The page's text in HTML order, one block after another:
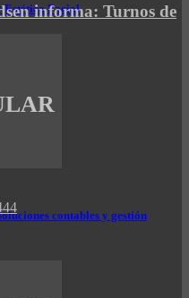
Estética Facial
contables y gestión
informa: Turnos de